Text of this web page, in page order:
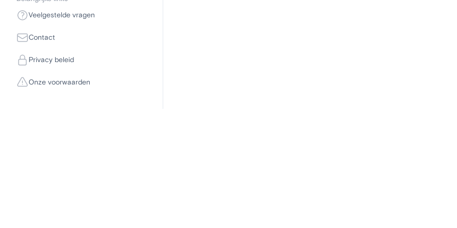
Veelgestelde vragen
Contact
Privacy beleid
Onze voorwaarden